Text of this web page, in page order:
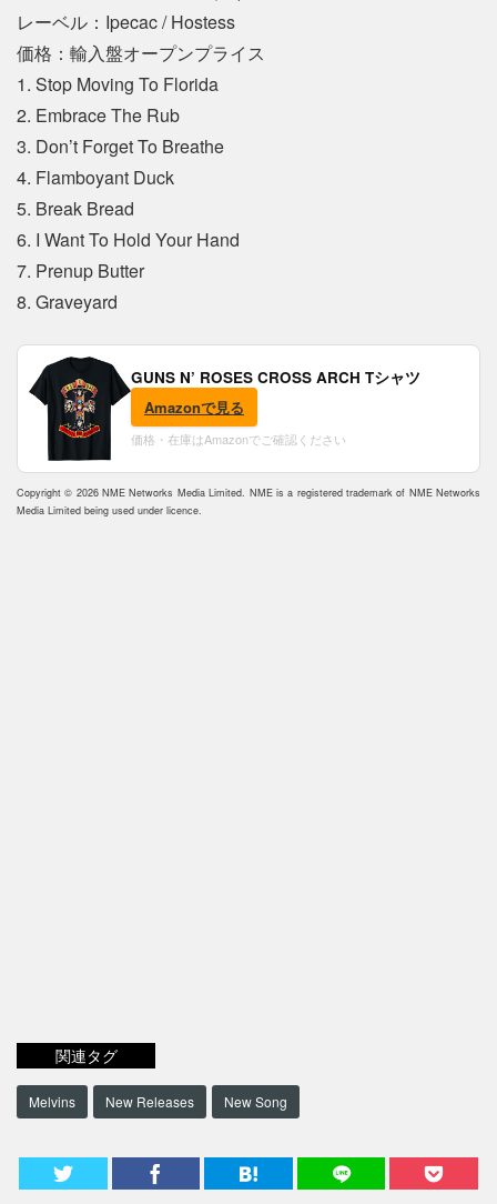
レーベル：Ipecac / Hostess
価格：輸入盤オープンプライス
1. Stop Moving To Florida
2. Embrace The Rub
3. Don’t Forget To Breathe
4. Flamboyant Duck
5. Break Bread
6. I Want To Hold Your Hand
7. Prenup Butter
8. Graveyard
GUNS N’ ROSES CROSS ARCH Tシャツ
Amazonで見る
価格・在庫はAmazonでご確認ください
Copyright © 2026 NME Networks Media Limited. NME is a registered trademark of NME Networks
Media Limited being used under licence.
関連タグ
Melvins New Releases New Song